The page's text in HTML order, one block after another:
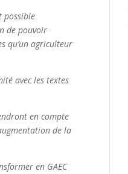
possible
de pouvoir
qu’un agriculteur
avec les textes
en compte
de la
en GAEC